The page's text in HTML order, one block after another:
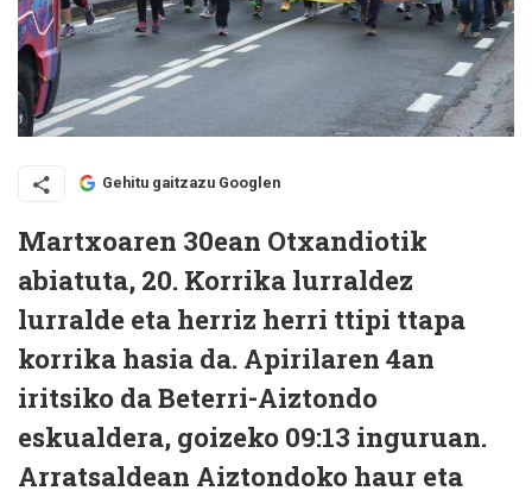
Gehitu gaitzazu Googlen
Martxoaren 30ean Otxandiotik
abiatuta, 20. Korrika lurraldez
lurralde eta herriz herri ttipi ttapa
korrika hasia da. Apirilaren 4an
iritsiko da Beterri-Aiztondo
eskualdera, goizeko 09:13 inguruan.
Arratsaldean Aiztondoko haur eta